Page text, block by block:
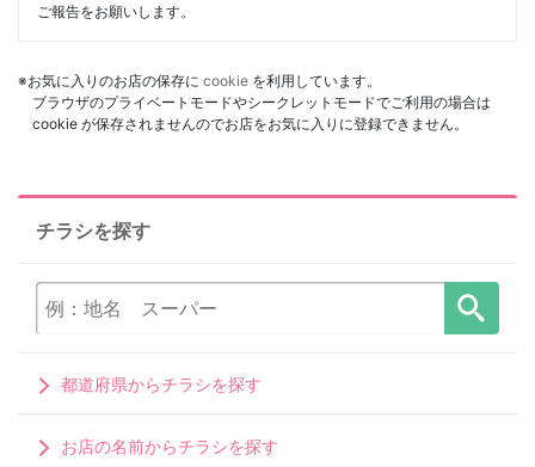
ご報告をお願いします。
※お気に入りのお店の保存に cookie を利用しています。
ブラウザのプライベートモードやシークレットモードでご利用の場合は
cookie が保存されませんのでお店をお気に入りに登録できません。
チラシを探す
都道府県からチラシを探す
お店の名前からチラシを探す